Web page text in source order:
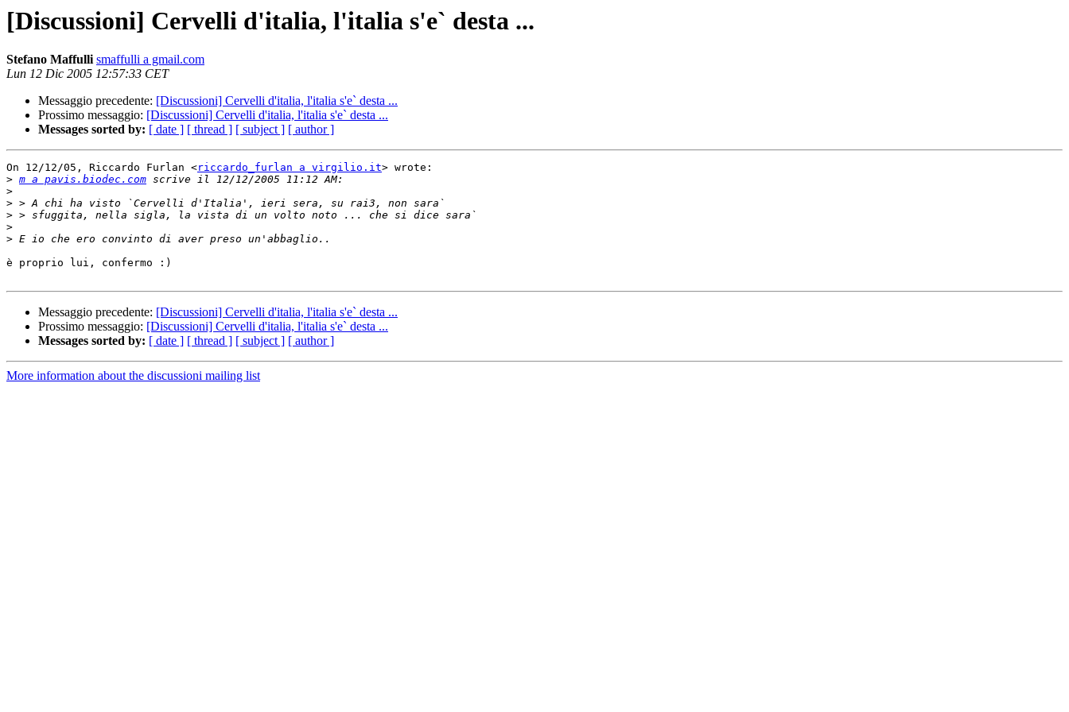
[Discussioni] Cervelli d'italia, l'italia s'e` desta ...
Stefano Maffulli smaffulli a gmail.com
Lun 12 Dic 2005 12:57:33 CET
Messaggio precedente: [Discussioni] Cervelli d'italia, l'italia s'e` desta ...
Prossimo messaggio: [Discussioni] Cervelli d'italia, l'italia s'e` desta ...
Messages sorted by: [ date ] [ thread ] [ subject ] [ author ]
On 12/12/05, Riccardo Furlan <riccardo_furlan a virgilio.it> wrote:
> m a pavis.biodec.com
>
>
>
>
>
è proprio lui, confermo :)
Messaggio precedente: [Discussioni] Cervelli d'italia, l'italia s'e` desta ...
Prossimo messaggio: [Discussioni] Cervelli d'italia, l'italia s'e` desta ...
Messages sorted by: [ date ] [ thread ] [ subject ] [ author ]
More information about the discussioni mailing list